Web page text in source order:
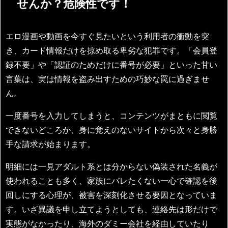
せんか？危険性です！
エロ漫画や動画を今すぐ見たいという利用者の衝動を突
き、カード情報だけを掠め取る卑劣な犯罪です。「会員登
録不要」や「認証のためだけに番号が必要」といった甘い
言葉は、実は情報を盗み出すための巧妙な罠に過ぎませ
ん。
一度番号を入力してしまうと、コンテンツがまともに閲覧
できないどころか、身に覚えのないサイトから次々と身勝
手な請求が始まります。
明細には一見アダルト系とは分からない偽装された名義が
使われることも多く、家族にバレたくない一心で確認を後
回しにする心理が、被害を深刻化させる要因となっていま
す。いざ異議を申し立てようとしても、連絡先は形だけで
実態がなかったり、海外のダミー会社を経由していたり